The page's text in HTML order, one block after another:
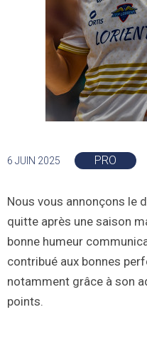
6 JUIN 2025 PRO
Nous vous annonçons le
quitte après une saison
bonne humeur
contribué aux bonnes
notamment grâce à son
points.